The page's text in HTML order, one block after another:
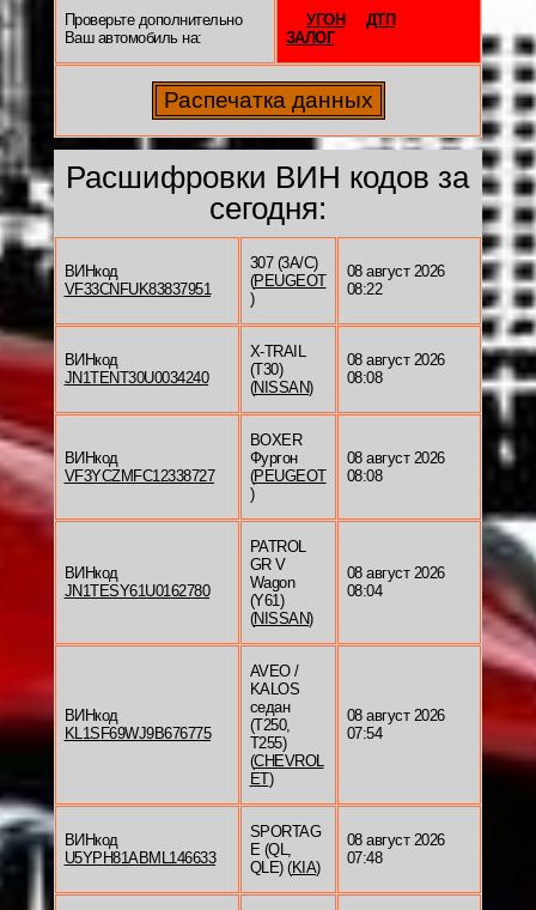
Проверьте дополнительно
Ваш автомобиль на:
УГОН
ДТП
ЗАЛОГ
Расшифровки ВИН кодов за
сегодня:
ВИНкод
VF33CNFUK83837951
307 (3A/C)
(PEUGEOT
)
08 август 2026
08:22
ВИНкод
JN1TENT30U0034240
X-TRAIL
(T30)
(NISSAN)
08 август 2026
08:08
ВИНкод
VF3YCZMFC12338727
BOXER
Фургон
(PEUGEOT
)
08 август 2026
08:08
ВИНкод
JN1TESY61U0162780
PATROL
GR V
Wagon
(Y61)
(NISSAN)
08 август 2026
08:04
ВИНкод
KL1SF69WJ9B676775
AVEO /
KALOS
седан
(T250,
T255)
(CHEVROL
ET)
08 август 2026
07:54
ВИНкод
U5YPH81ABML146633
SPORTAG
E (QL,
QLE) (KIA)
08 август 2026
07:48